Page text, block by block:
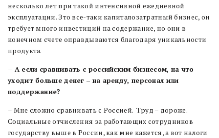
несколько лет при такой интенсивной ежедневной
эксплуатации. Это все-таки капиталозатратный бизнес, он
требует много инвестиций на содержание, но они в
конечном счете оправдываются благодаря уникальности
продукта.
– А если сравнивать с российским бизнесом, на что
уходит больше денег – на аренду, персонал или
поддержание?
– Мне сложно сравнивать с Россией. Труд – дороже.
Социальные отчисления за работающих сотрудников
государству выше в России, как мне кажется, а вот налоги